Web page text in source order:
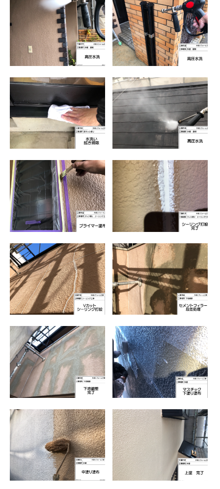
初めての方へ
会社案内
選ばれる理由
評判の声
おすすめの塗装メニュー